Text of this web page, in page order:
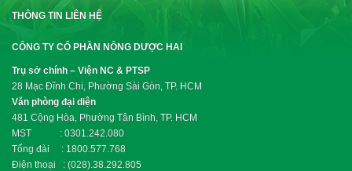
THÔNG TIN LIÊN HỆ
CÔNG TY CỔ PHẦN NÔNG DƯỢC HAI
Trụ sở chính – Viện NC & PTSP
28 Mạc Đĩnh Chi, Phường Sài Gòn, TP. HCM
Văn phòng đại diện
481 Cộng Hòa, Phường Tân Bình, TP. HCM
MST : 0301.242.080
Tổng đài : 1800.577.768
Điện thoại : (028).38.292.805